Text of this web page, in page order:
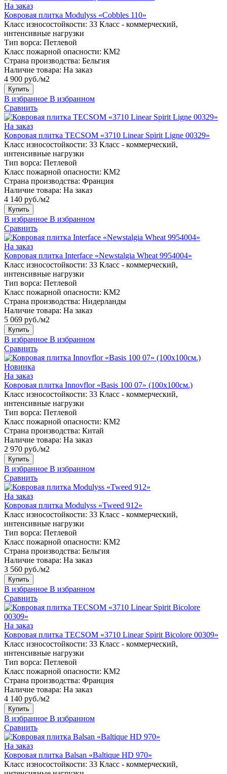
На заказ
Ковровая плитка Modulyss «Cobbles 110»
Класс износостойкости: 33 Класс - коммерческий,
интенсивные нагрузки
Тип ворса: Петлевой
Класс пожарной опасности: КМ2
Страна производства: Бельгия
Наличие товара: На заказ
4 900 руб./м2
Купить
В избранное В избранном
Сравнить
На заказ
Ковровая плитка TECSOM «3710 Linear Spirit Ligne 00329»
Класс износостойкости: 33 Класс - коммерческий,
интенсивные нагрузки
Тип ворса: Петлевой
Класс пожарной опасности: КМ2
Страна производства: Франция
Наличие товара: На заказ
4 140 руб./м2
Купить
В избранное В избранном
Сравнить
На заказ
Ковровая плитка Interface «Newstalgia Wheat 9954004»
Класс износостойкости: 33 Класс - коммерческий,
интенсивные нагрузки
Тип ворса: Петлевой
Класс пожарной опасности: КМ2
Страна производства: Нидерланды
Наличие товара: На заказ
5 069 руб./м2
Купить
В избранное В избранном
Сравнить
Новинка
На заказ
Ковровая плитка Innovflor «Basis 100 07» (100х100см.)
Класс износостойкости: 33 Класс - коммерческий,
интенсивные нагрузки
Тип ворса: Петлевой
Класс пожарной опасности: КМ2
Страна производства: Китай
Наличие товара: На заказ
2 970 руб./м2
Купить
В избранное В избранном
Сравнить
На заказ
Ковровая плитка Modulyss «Tweed 912»
Класс износостойкости: 33 Класс - коммерческий,
интенсивные нагрузки
Тип ворса: Петлевой
Класс пожарной опасности: КМ2
Страна производства: Бельгия
Наличие товара: На заказ
3 560 руб./м2
Купить
В избранное В избранном
Сравнить
На заказ
Ковровая плитка TECSOM «3710 Linear Spirit Bicolore 00309»
Класс износостойкости: 33 Класс - коммерческий,
интенсивные нагрузки
Тип ворса: Петлевой
Класс пожарной опасности: КМ2
Страна производства: Франция
Наличие товара: На заказ
4 140 руб./м2
Купить
В избранное В избранном
Сравнить
На заказ
Ковровая плитка Balsan «Baltique HD 970»
Класс износостойкости: 33 Класс - коммерческий,